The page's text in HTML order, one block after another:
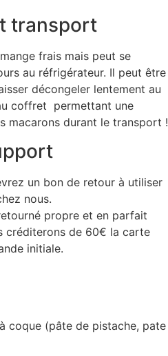
transport
frais mais peut se
au réfrigérateur. Il peut être
décongeler lentement au
coffret permettant une
macarons durant le transport !
un bon de retour à utiliser
nous.
propre et en parfait
créditerons de 60€ la carte
initiale.
coque (pâte de pistache, pate